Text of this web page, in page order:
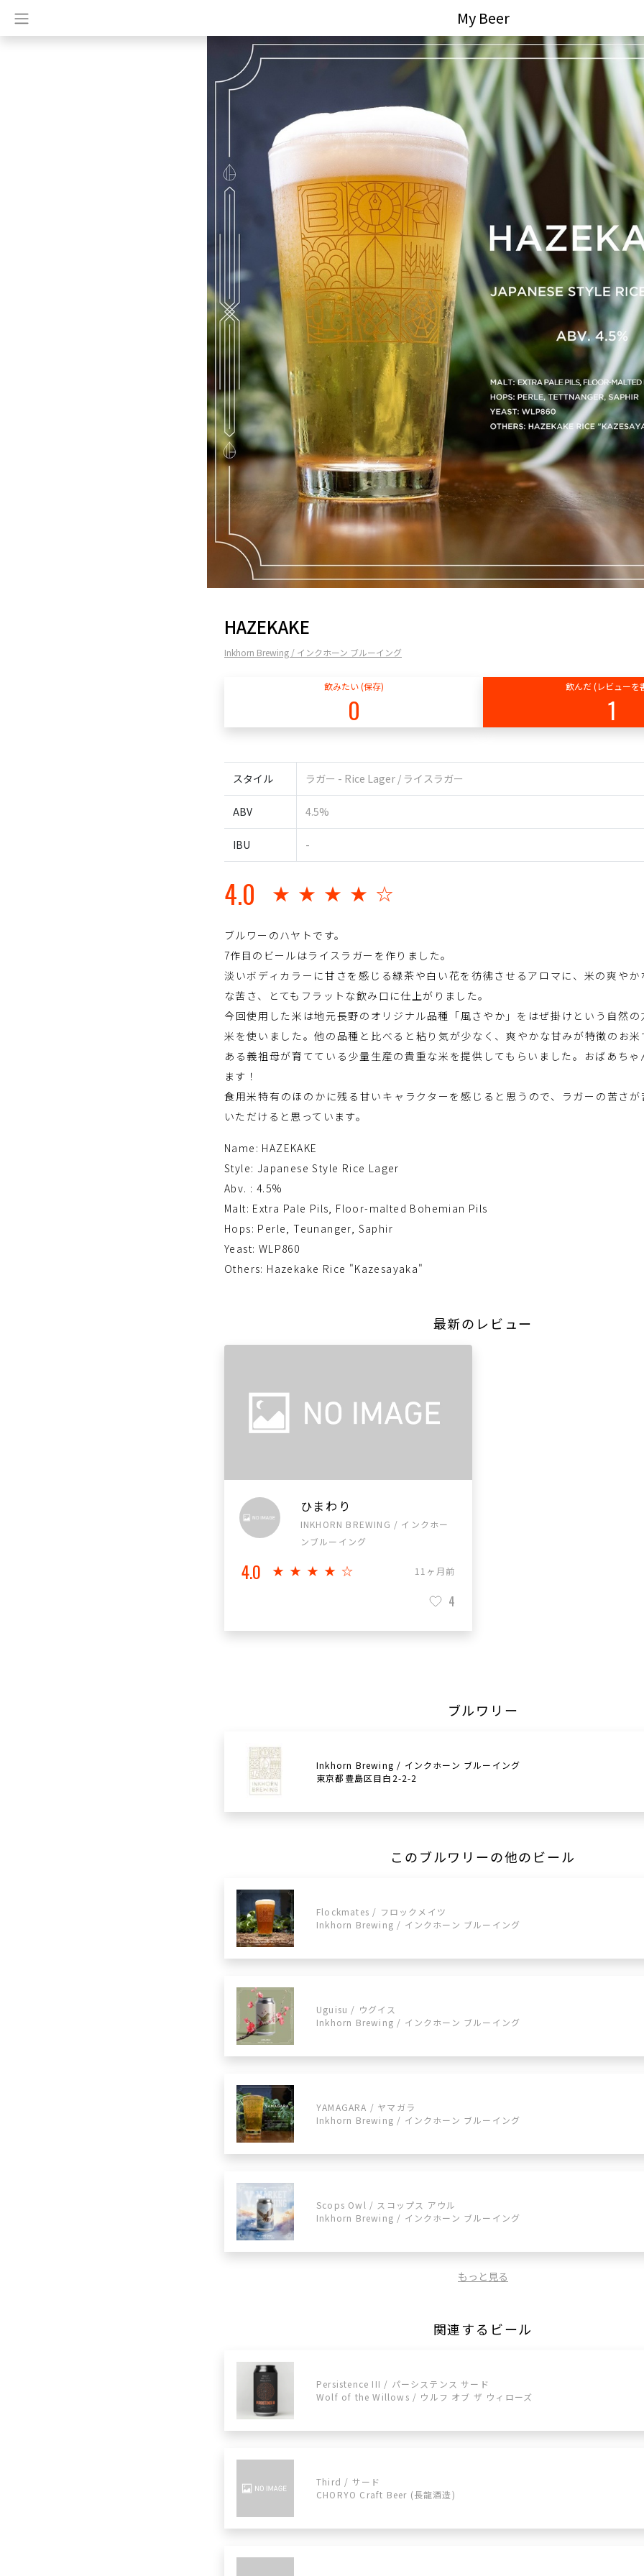
My Beer
HAZEKAKE
Inkhorn Brewing / インクホーン ブルーイング
飲みたい (保存)
0
飲んだ (レビューを
1
スタイル ラガー - Rice Lager / ライスラガー
ABV 4.5%
IBU -
4.0 ★★★★☆
ブルワーのハヤトです。
7作目のビールはライスラガーを作りました。
淡いボディカラーに甘さを感じる緑茶や白い花を彷彿させるアロマに、米の爽や
な苦さ、とてもフラットな飲み口に仕上がりました。
今回使用した米は地元長野のオリジナル品種「風さやか」をはぜ掛けという自然
米を使いました。他の品種と比べると粘り気が少なく、爽やかな甘みが特徴のお
ある義祖母が育てている少量生産の貴重な米を提供してもらいました。おばあち
ます！
食用米特有のほのかに残る甘いキャラクターを感じると思うので、ラガーの苦さ
いただけると思っています。
Name: HAZEKAKE
Style: Japanese Style Rice Lager
Abv. : 4.5%
Malt: Extra Pale Pils, Floor-malted Bohemian Pils
Hops: Perle, Teunanger, Saphir
Yeast: WLP860
Others: Hazekake Rice "Kazesayaka"
最新のレビュー
ひまわり
INKHORN BREWING / インクホー
ンブルーイング
4.0 ★★★★☆ 11ヶ月前
4
ブルワリー
Inkhorn Brewing / インクホーン ブルーイング
東京都豊島区目白2-2-2
このブルワリーの他のビール
Flockmates / フロックメイツ
Inkhorn Brewing / インクホーン ブルーイング
Uguisu / ウグイス
Inkhorn Brewing / インクホーン ブルーイング
YAMAGARA / ヤマガラ
Inkhorn Brewing / インクホーン ブルーイング
Scops Owl / スコップス アウル
Inkhorn Brewing / インクホーン ブルーイング
もっと見る
関連するビール
Persistence III / パーシステンス サード
Wolf of the Willows / ウルフ オブ ザ ウィローズ
Third / サード
CHORYO Craft Beer (長龍酒造)